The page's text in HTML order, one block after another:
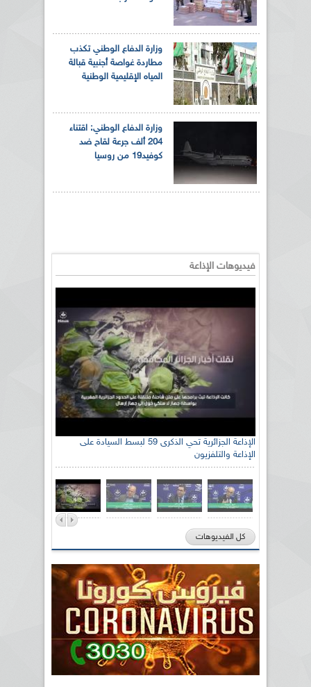
وزارة الدفاع الوطني تكذب
مطاردة غواصة أجنبية قبالة
المياه الإقليمية الوطنية
وزارة الدفاع الوطني: اقتناء
204 ألف جرعة لقاح ضد
كوفيد19 من روسيا
فيديوهات الإذاعة
الإذاعة الجزائرية تحي الذكرى 59 لبسط السيادة على
الإذاعة والتلفزيون
كل الفيديوهات